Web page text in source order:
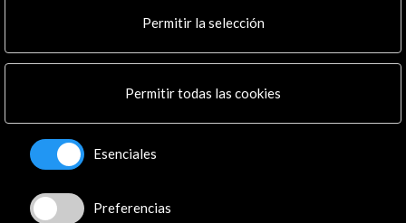
Boletín digital
Conecta
X (Twitter)
Instagram
LinkedIn
Permitir la selección
Permitir todas las cookies
Esenciales
Preferencias